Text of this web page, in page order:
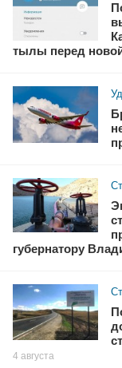
тылы перед
губернатору
4 августа